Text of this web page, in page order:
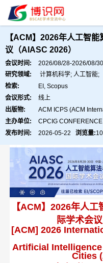
会议主页 主讲嘉宾
【ACM】2026年人工智
议（AIASC 2026）
会议时间: 2026/08/28-2026/08/
研究领域:
计算机科学; 人工智能;
检索:
EI, Scopus
会议形式:
线上
出版物:
ACM ICPS (ACM
主办单位:
CPCIG
发布时间:
2026-05-22 浏览量:
【ACM】2026年人工
际学术会
[ACM] 2026
Artificial
Cities